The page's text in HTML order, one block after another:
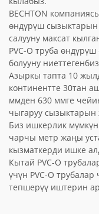
BECHTON
өндүрүш сызыктарын
салууну максат
PVC-O труба
болууну
Азыркы тапта 10
континентте 30тан
ммден 630 ммге
чыгаруу сызыктарын
Биз ишкерлик
чарчы метр жаңы
кызматкерди ишке
Кытай PVC-O
үчүн PVC-O
тепшерүү иштерин